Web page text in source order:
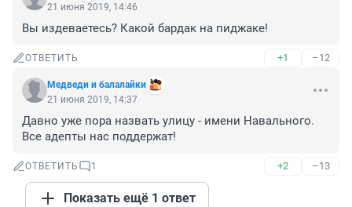
21 июня 2019, 14:46
Вы издеваетесь? Какой бардак на пиджаке!
ОТВЕТИТЬ +1 –12
Медведи и балалайки
21 июня 2019, 14:37
Давно уже пора назвать улицу - имени Навального.
Все адепты нас поддержат!
ОТВЕТИТЬ 1 +2 –13
Показать ещё 1 ответ